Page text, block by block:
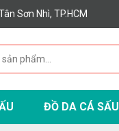
Sơn Nhì, TP.HCM
ĐỒ DA CÁ SẤU